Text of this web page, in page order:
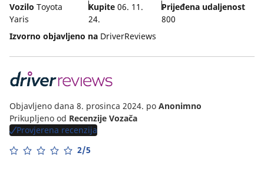
Vozilo Toyota
Yaris
Kupite06. 11.
24.
Prijeđena udaljenost
800
Izvorno objavljeno na DriverReviews
Objavljeno dana 8. prosinca 2024. po Anonimno
Prikupljeno od Recenzije Vozača
Provjerena recenzija
2/5